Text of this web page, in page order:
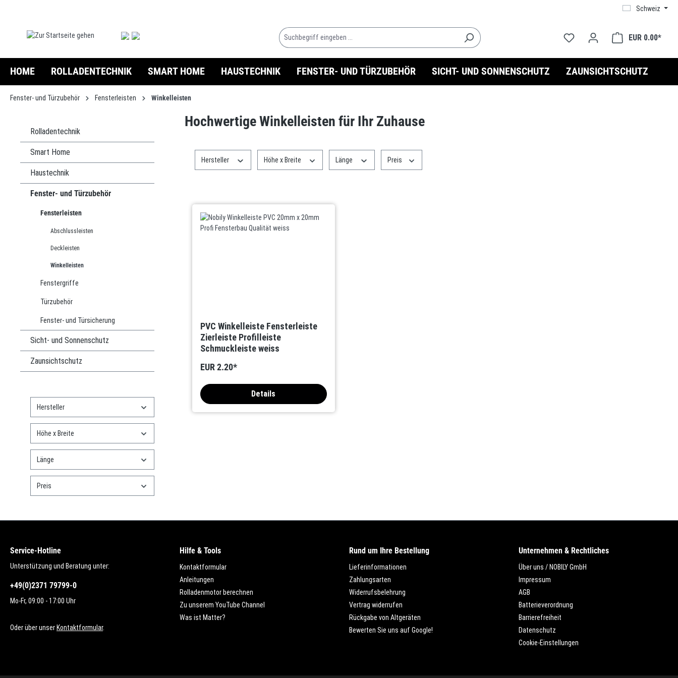
Schweiz
EUR 0.00*
HOME ROLLADENTECHNIK SMART HOME HAUSTECHNIK FENSTER- UND TÜRZUBEHÖR SICHT- UND SONNENSCHUTZ ZAUNSICHTSCHUTZ
Fenster- und Türzubehör Fensterleisten Winkelleisten
Rolladentechnik
Smart Home
Haustechnik
Fenster- und Türzubehör
Fensterleisten
Abschlussleisten
Deckleisten
Winkelleisten
Fenstergriffe
Türzubehör
Fenster- und Türsicherung
Sicht- und Sonnenschutz
Zaunsichtschutz
Hersteller
Höhe x Breite
Länge
Preis
Hochwertige Winkelleisten für Ihr Zuhause
Hersteller Höhe x Breite Länge Preis
PVC Winkelleiste Fensterleiste
Zierleiste Profilleiste
Schmuckleiste weiss
EUR 2.20*
Details
Service-Hotline
Unterstützung und Beratung unter:
+49(0)2371 79799-0
Mo-Fr, 09:00 - 17:00 Uhr
Oder über unser Kontaktformular.
Hilfe & Tools
Kontaktformular
Anleitungen
Rolladenmotor berechnen
Zu unserem YouTube Channel
Was ist Matter?
Rund um Ihre Bestellung
Lieferinformationen
Zahlungsarten
Widerrufsbelehrung
Vertrag widerrufen
Rückgabe von Altgeräten
Bewerten Sie uns auf Google!
Unternehmen & Rechtliches
Über uns / NOBILY GmbH
Impressum
AGB
Batterieverordnung
Barrierefreiheit
Datenschutz
Cookie-Einstellungen